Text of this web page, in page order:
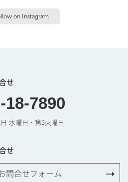
on Instagram
せ
18-7890
水曜日・第3火曜日
せ
問合せフォーム